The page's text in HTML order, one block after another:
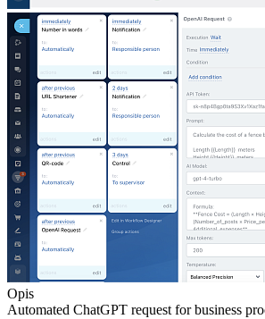
Opis
Automated ChatGPT request for business